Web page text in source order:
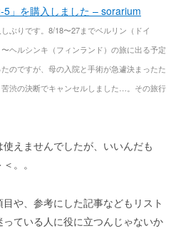
5」を購入しました – sorarium
ぶりです。8/18〜27までベルリン（ドイ
〜ヘルシンキ（フィンランド）の旅に出る予定
たのですが、母の入院と手術が急遽決まったた
渋の決断でキャンセルしました…。その旅行
えませんでしたが、いいんだも
＜。。
や、参考にした記事などもリスト
ている人に役に立つんじゃないか